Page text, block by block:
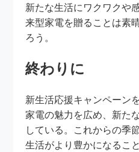
新たな生活にワクワクや
来型家電を贈ることは素
ろう。
終わりに
新生活応援キャンペーン
家電の魅力を広め、新た
している。これからの季
生活がより豊かになるこ